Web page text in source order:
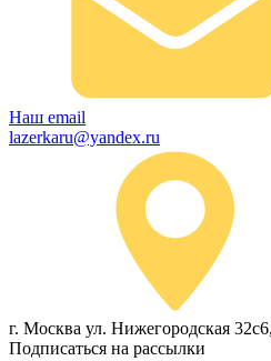
Наш email
lazerkaru@yandex.ru
г. Москва ул. Нижегородская
Подписаться на рассылки